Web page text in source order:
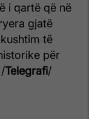
i qartë që në
gjatë
të
për
Telegrafi/